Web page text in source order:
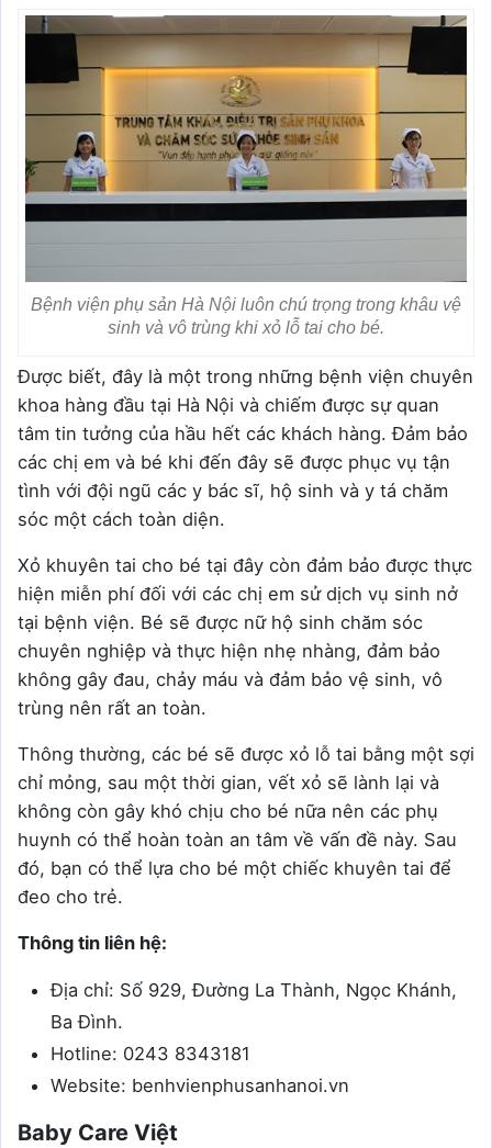
Bệnh viện phụ sản Hà Nội luôn chú trọng trong khâu vệ
sinh và vô trùng khi xỏ lỗ tai cho bé.
Được biết, đây là một trong những bệnh viện chuyên
khoa hàng đầu tại Hà Nội và chiếm được sự quan
tâm tin tưởng của hầu hết các khách hàng. Đảm bảo
các chị em và bé khi đến đây sẽ được phục vụ tận
tình với đội ngũ các y bác sĩ, hộ sinh và y tá chăm
sóc một cách toàn diện.
Xỏ khuyên tai cho bé tại đây còn đảm bảo được thực
hiện miễn phí đối với các chị em sử dịch vụ sinh nở
tại bệnh viện. Bé sẽ được nữ hộ sinh chăm sóc
chuyên nghiệp và thực hiện nhẹ nhàng, đảm bảo
không gây đau, chảy máu và đảm bảo vệ sinh, vô
trùng nên rất an toàn.
Thông thường, các bé sẽ được xỏ lỗ tai bằng một sợi
chỉ mỏng, sau một thời gian, vết xỏ sẽ lành lại và
không còn gây khó chịu cho bé nữa nên các phụ
huynh có thể hoàn toàn an tâm về vấn đề này. Sau
đó, bạn có thể lựa cho bé một chiếc khuyên tai để
đeo cho trẻ.
Thông tin liên hệ:
Địa chỉ: Số 929, Đường La Thành, Ngọc Khánh,
Ba Đình.
Hotline: 0243 8343181
Website: benhvienphusanhanoi.vn
Baby Care Việt